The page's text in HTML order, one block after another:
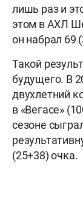
лишь раз и
этом в АХЛ
он набрал 69
Такой
будущего. В
двухлетний
в «Вегасе»
сезоне
(25+38) очка.